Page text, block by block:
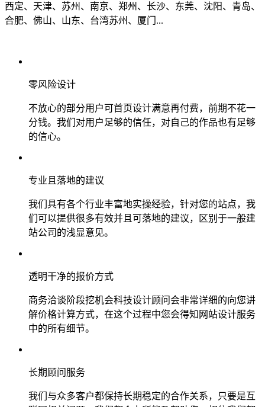
西定、天津、苏州、南京、郑州、长沙、东莞、沈阳、青岛、
合肥、佛山、山东、台湾苏州、厦门...
零风险设计
不放心的部分用户可首页设计满意再付费，前期不花一
分钱。我们对用户足够的信任，对自己的作品也有足够
的信心。
专业且落地的建议
我们具有各个行业丰富地实操经验，针对您的站点，我
们可以提供很多有效并且可落地的建议，区别于一般建
站公司的浅显意见。
透明干净的报价方式
商务洽谈阶段挖机会科技设计顾问会非常详细的向您讲
解价格计算方式，在这个过程中您会得知网站设计服务
中的所有细节。
长期顾问服务
我们与众多客户都保持长期稳定的合作关系，只要是互